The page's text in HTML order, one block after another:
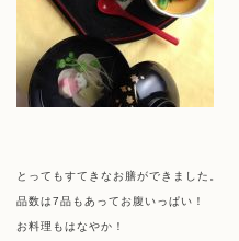
とってもすてきなお膳ができました。
品数は7品もあってお腹いっぱい！
お料理もはなやか！